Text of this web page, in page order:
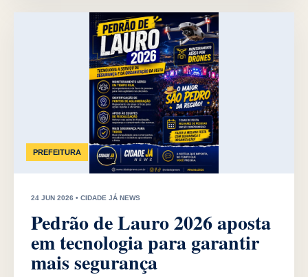
PREFEITURA
24 JUN 2026 • CIDADE JÁ NEWS
Pedrão de Lauro 2026 aposta
em tecnologia para garantir
mais segurança